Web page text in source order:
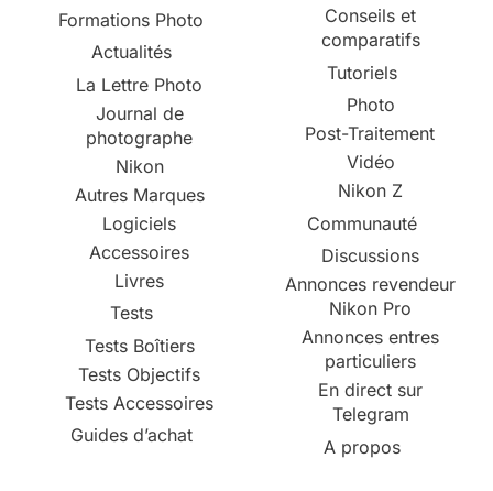
Formations Photo
Actualités
La Lettre Photo
Journal de
photographe
Nikon
Autres Marques
Logiciels
Accessoires
Livres
Tests
Tests Boîtiers
Tests Objectifs
Tests Accessoires
Guides d’achat
Conseils et
comparatifs
Tutoriels
Photo
Post-Traitement
Vidéo
Nikon Z
Communauté
Discussions
Annonces revendeur
Nikon Pro
Annonces entres
particuliers
En direct sur
Telegram
A propos